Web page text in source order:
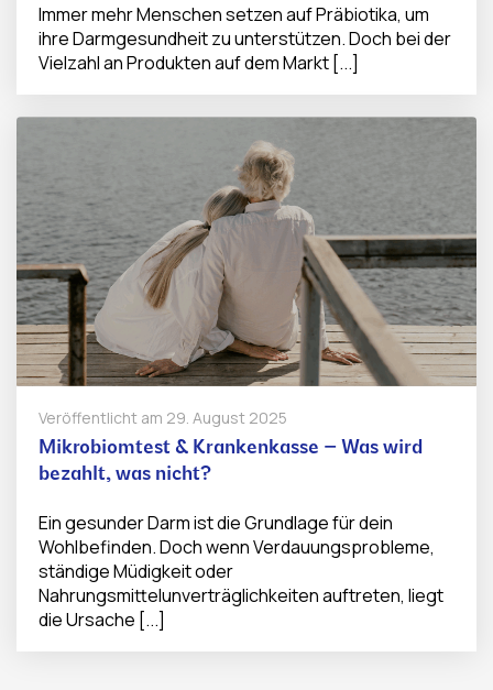
Immer mehr Menschen setzen auf Präbiotika, um
ihre Darmgesundheit zu unterstützen. Doch bei der
Vielzahl an Produkten auf dem Markt [...]
Veröffentlicht am 29. August 2025
Mikrobiomtest & Krankenkasse – Was wird
bezahlt, was nicht?
Ein gesunder Darm ist die Grundlage für dein
Wohlbefinden. Doch wenn Verdauungsprobleme,
ständige Müdigkeit oder
Nahrungsmittelunverträglichkeiten auftreten, liegt
die Ursache [...]